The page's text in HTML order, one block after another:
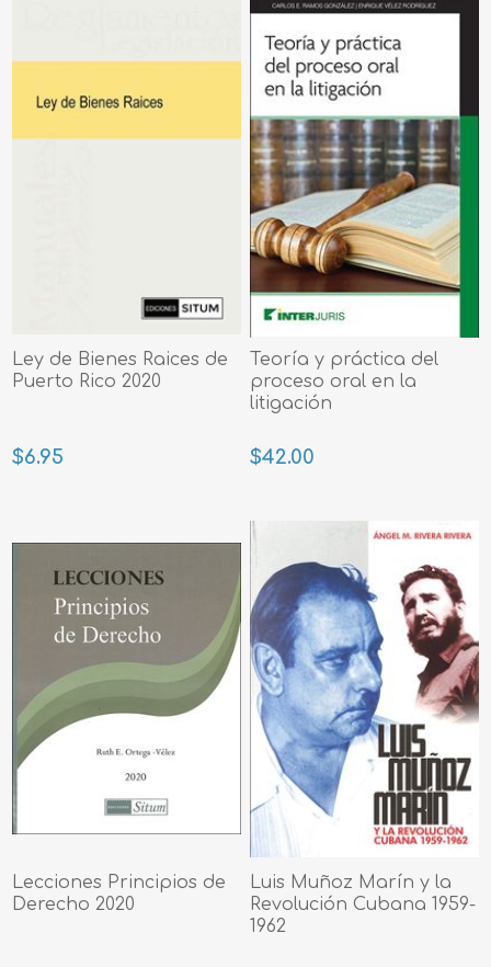
Ley de Bienes Raices de
Puerto Rico 2020
$6.95
Teoría y práctica del
proceso oral en la
litigación
$42.00
Lecciones Principios de
Derecho 2020
Luis Muñoz Marín y la
Revolución Cubana 1959-
1962